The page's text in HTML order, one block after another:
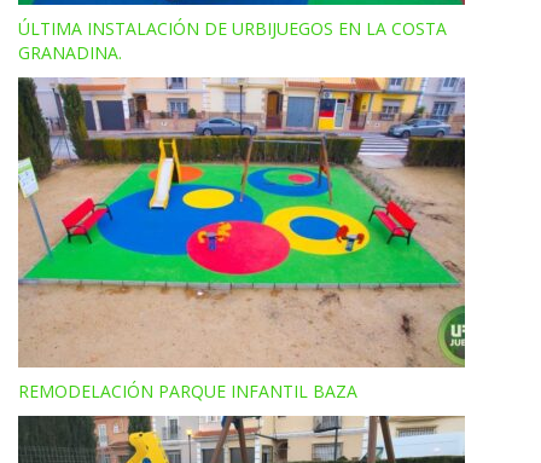
ÚLTIMA INSTALACIÓN DE URBIJUEGOS EN LA COSTA
GRANADINA.
REMODELACIÓN PARQUE INFANTIL BAZA